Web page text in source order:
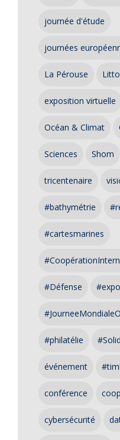
journée d'étude
journées
La Pérouse
exposition virtuelle
Océan & Climat
Sciences Shom
tricentenaire
#bathymétrie
#cartesmarines
#Défense
#philatélie
événement
conférence
cybersécurité